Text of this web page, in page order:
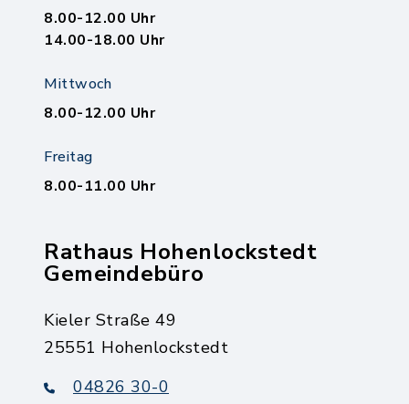
8.00-12.00 Uhr
14.00-18.00 Uhr
Mittwoch
8.00-12.00 Uhr
Freitag
8.00-11.00 Uhr
Rathaus Hohenlockstedt
Gemeindebüro
Kieler Straße 49
25551 Hohenlockstedt
04826 30-0